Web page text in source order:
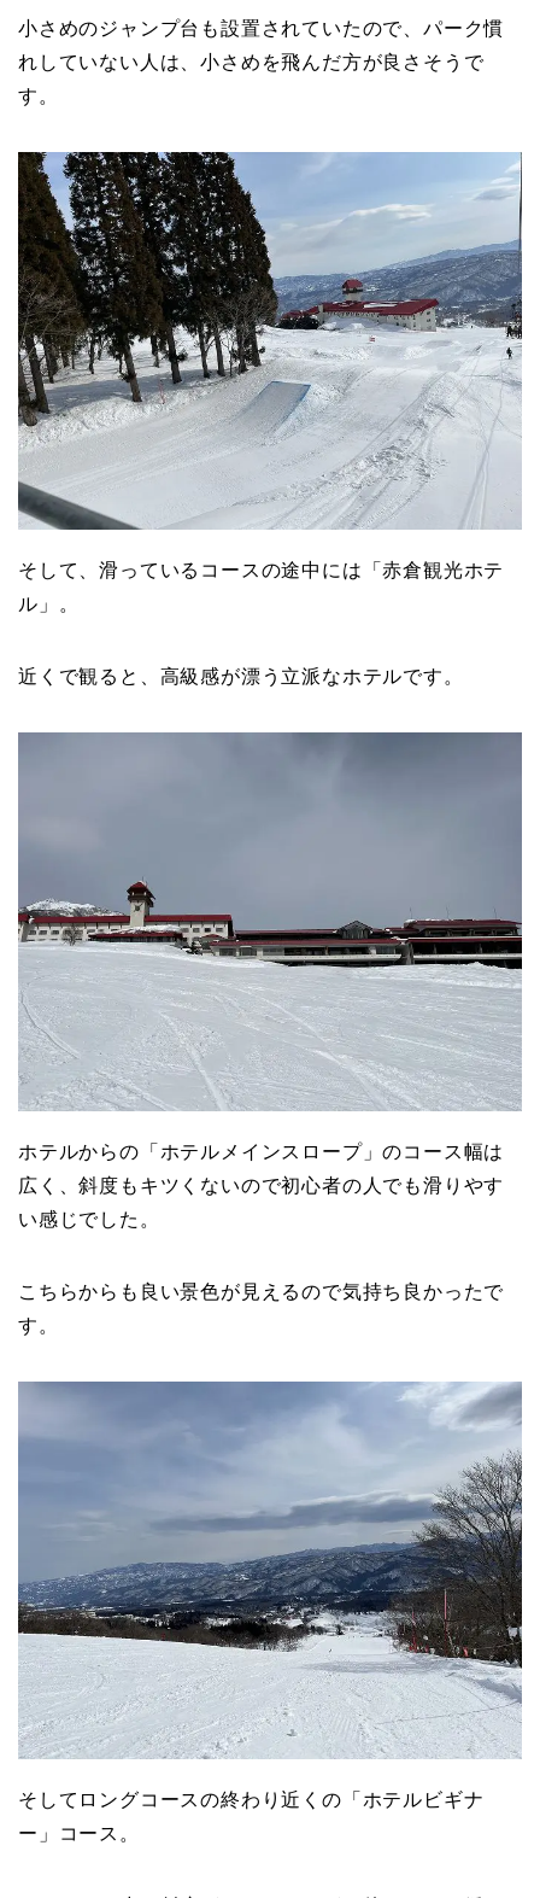
小さめのジャンプ台も設置されていたので、パーク慣
れしていない人は、小さめを飛んだ方が良さそうで
す。
そして、滑っているコースの途中には「赤倉観光ホテ
ル」。
近くで観ると、高級感が漂う立派なホテルです。
ホテルからの「ホテルメインスロープ」のコース幅は
広く、斜度もキツくないので初心者の人でも滑りやす
い感じでした。
こちらからも良い景色が見えるので気持ち良かったで
す。
そしてロングコースの終わり近くの「ホテルビギナ
ー」コース。